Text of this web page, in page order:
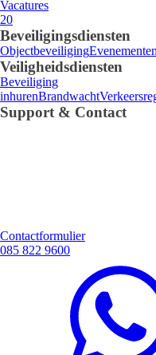
Vacatures
20
Beveiligingsdiensten
Objectbeveiliging
Veiligheidsdiensten
Beveiliging
inhurenBrandwacht
Support & Contact
Contactformulier
085 822 9600